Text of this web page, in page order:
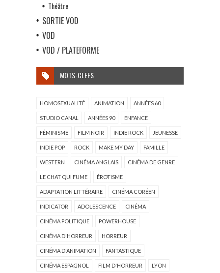
Théâtre
SORTIE VOD
VOD
VOD / PLATEFORME
MOTS-CLEFS
HOMOSEXUALITÉ ANIMATION ANNÉES 60
STUDIO CANAL ANNÉES 90 ENFANCE
FÉMINISME FILM NOIR INDIE ROCK JEUNESSE
INDIE POP ROCK MAKE MY DAY FAMILLE
WESTERN CINÉMA ANGLAIS CINÉMA DE GENRE
LE CHAT QUI FUME ÉROTISME
ADAPTATION LITTÉRAIRE CINÉMA CORÉEN
INDICATOR ADOLESCENCE CINÉMA
CINÉMA POLITIQUE POWERHOUSE
CINÉMA D'HORREUR HORREUR
CINÉMA D'ANIMATION FANTASTIQUE
CINÉMA ESPAGNOL FILM D'HORREUR LYON